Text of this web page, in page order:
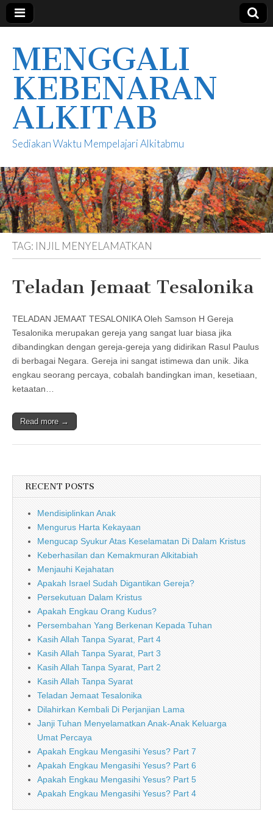
MENGGALI
KEBENARAN
ALKITAB
Sediakan Waktu Mempelajari Alkitabmu
TAG: INJIL MENYELAMATKAN
Teladan Jemaat Tesalonika
TELADAN JEMAAT TESALONIKA Oleh Samson H Gereja
Tesalonika merupakan gereja yang sangat luar biasa jika
dibandingkan dengan gereja-gereja yang didirikan Rasul Paulus
di berbagai Negara. Gereja ini sangat istimewa dan unik. Jika
engkau seorang percaya, cobalah bandingkan iman, kesetiaan,
ketaatan…
Read more →
RECENT POSTS
Mendisiplinkan Anak
Mengurus Harta Kekayaan
Mengucap Syukur Atas Keselamatan Di Dalam Kristus
Keberhasilan dan Kemakmuran Alkitabiah
Menjauhi Kejahatan
Apakah Israel Sudah Digantikan Gereja?
Persekutuan Dalam Kristus
Apakah Engkau Orang Kudus?
Persembahan Yang Berkenan Kepada Tuhan
Kasih Allah Tanpa Syarat, Part 4
Kasih Allah Tanpa Syarat, Part 3
Kasih Allah Tanpa Syarat, Part 2
Kasih Allah Tanpa Syarat
Teladan Jemaat Tesalonika
Dilahirkan Kembali Di Perjanjian Lama
Janji Tuhan Menyelamatkan Anak-Anak Keluarga
Umat Percaya
Apakah Engkau Mengasihi Yesus? Part 7
Apakah Engkau Mengasihi Yesus? Part 6
Apakah Engkau Mengasihi Yesus? Part 5
Apakah Engkau Mengasihi Yesus? Part 4